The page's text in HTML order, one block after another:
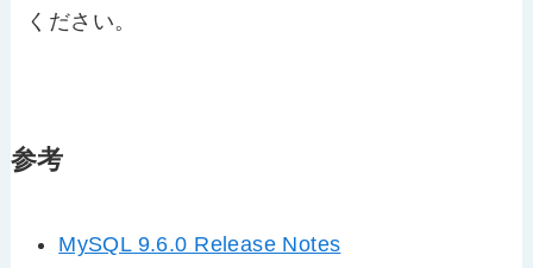
ください。
参考
MySQL 9.6.0 Release Notes